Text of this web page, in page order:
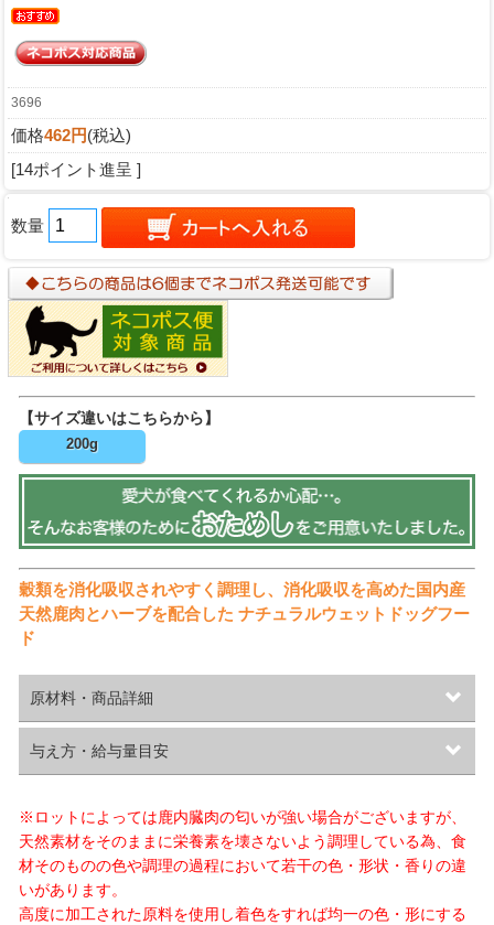
3696
価格462円(税込)
[14ポイント進呈 ]
数量
【サイズ違いはこちらから】
200g
穀類を消化吸収されやすく調理し、消化吸収を高めた国内産
天然鹿肉とハーブを配合した ナチュラルウェットドッグフー
ド
原材料・商品詳細
与え方・給与量目安
※ロットによっては鹿内臓肉の匂いが強い場合がございますが、
天然素材をそのままに栄養素を壊さないよう調理している為、食
材そのものの色や調理の過程において若干の色・形状・香りの違
いがあります。
高度に加工された原料を使用し着色をすれば均一の色・形にする